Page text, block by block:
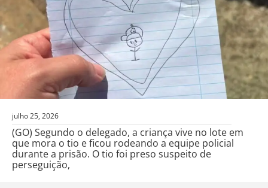
julho 25, 2026
(GO) Segundo o delegado, a criança vive no lote em
que mora o tio e ficou rodeando a equipe policial
durante a prisão. O tio foi preso suspeito de
perseguição,